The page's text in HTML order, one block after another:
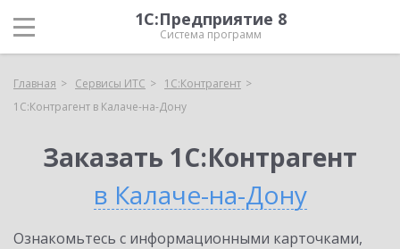
1С:Предприятие 8
Система программ
Главная Сервисы ИТС
1С:Контрагент
1С:Контрагент в Калаче-на-Дону
Заказать 1С:Контрагент
в Калаче-на-Дону
Ознакомьтесь с информационными карточками,